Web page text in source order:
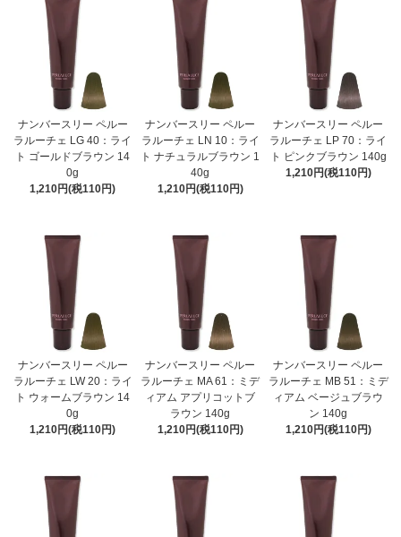
ナンバースリー ペルー
ラルーチェ LG 40：ライ
ト ゴールドブラウン 14
0g
1,210円(税110円)
ナンバースリー ペルー
ラルーチェ LN 10：ライ
ト ナチュラルブラウン 1
40g
1,210円(税110円)
ナンバースリー ペルー
ラルーチェ LP 70：ライ
ト ピンクブラウン 140g
1,210円(税110円)
ナンバースリー ペルー
ラルーチェ LW 20：ライ
ト ウォームブラウン 14
0g
1,210円(税110円)
ナンバースリー ペルー
ラルーチェ MA 61：ミデ
ィアム アプリコットブ
ラウン 140g
1,210円(税110円)
ナンバースリー ペルー
ラルーチェ MB 51：ミデ
ィアム ベージュブラウ
ン 140g
1,210円(税110円)